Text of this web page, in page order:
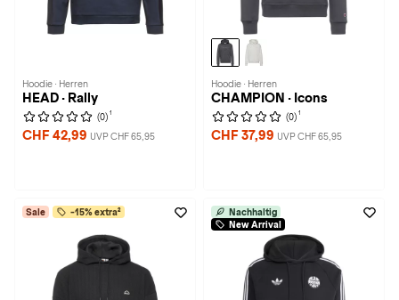
Hoodie · Herren
HEAD · Rally
(0) 1
CHF 42,99 UVP CHF 65,95
Hoodie · Herren
CHAMPION · Icons
(0) 1
CHF 37,99 UVP CHF 65,95
Sale -15% extra²
Nachhaltig
New Arrival